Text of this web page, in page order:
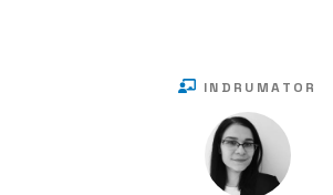
INDRUMATOR